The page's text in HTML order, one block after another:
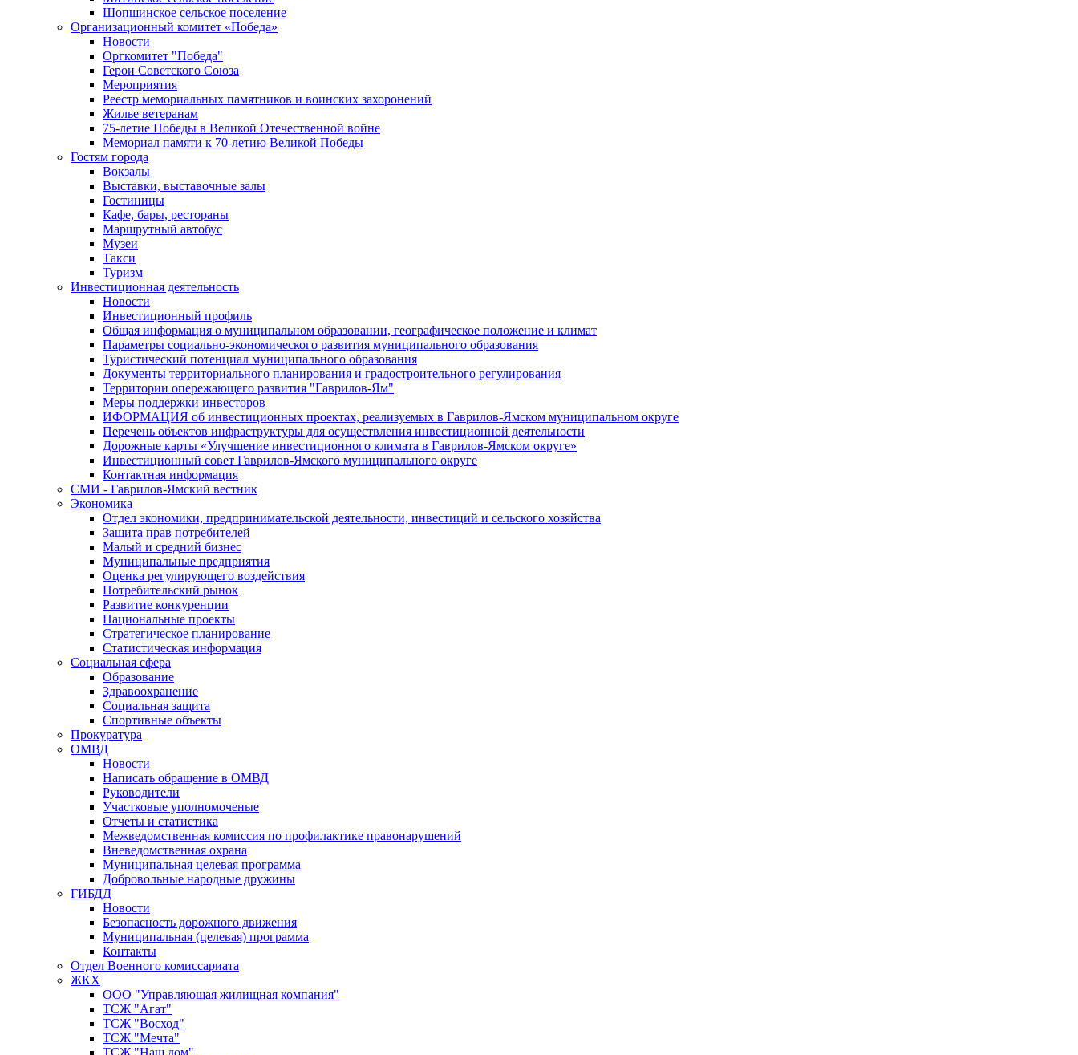
Шопшинское сельское поселение
Организационный комитет «Победа»
Новости
Оргкомитет "Победа"
Герои Советского Союза
Мероприятия
Реестр мемориальных памятников и воинских захоронений
Жилье ветеранам
75-летие Победы в Великой Отечественной войне
Мемориал памяти к 70-летию Великой Победы
Гостям города
Вокзалы
Выставки, выставочные залы
Гостиницы
Кафе, бары, рестораны
Маршрутный автобус
Музеи
Такси
Туризм
Инвестиционная деятельность
Новости
Инвестиционный профиль
Общая информация о муниципальном образовании, географическое положение и климат
Параметры социально-экономического развития муниципального образования
Туристический потенциал муниципального образования
Документы территориального планирования и градостроительного регулирования
Территории опережающего развития "Гаврилов-Ям"
Меры поддержки инвесторов
ИФОРМАЦИЯ об инвестиционных проектах, реализуемых в Гаврилов-Ямском муниципальном округе
Перечень объектов инфраструктуры для осуществления инвестиционной деятельности
Дорожные карты «Улучшение инвестиционного климата в Гаврилов-Ямском округе»
Инвестиционный совет Гаврилов-Ямского муниципального округе
Контактная информация
СМИ - Гаврилов-Ямский вестник
Экономика
Отдел экономики, предпринимательской деятельности, инвестиций и сельского хозяйства
Защита прав потребителей
Малый и средний бизнес
Муниципальные предприятия
Оценка регулирующего воздействия
Потребительский рынок
Развитие конкуренции
Национальные проекты
Стратегическое планирование
Статистическая информация
Социальная сфера
Образование
Здравоохранение
Социальная защита
Спортивные объекты
Прокуратура
ОМВД
Новости
Написать обращение в ОМВД
Руководители
Участковые уполномоченые
Отчеты и статистика
Межведомственная комиссия по профилактике правонарушений
Вневедомственная охрана
Муниципальная целевая программа
Добровольные народные дружины
ГИБДД
Новости
Безопасность дорожного движения
Муниципальная (целевая) программа
Контакты
Отдел Военного комиссариата
ЖКХ
ООО "Управляющая жилищная компания"
ТСЖ "Агат"
ТСЖ "Восход"
ТСЖ "Мечта"
ТСЖ "Наш дом"